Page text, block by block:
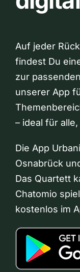
Auf jeder
findest Du
zur
unserer App
– ideal für
Die App
Osnabrück
Das Quartett
Chatomio
kostenlos im